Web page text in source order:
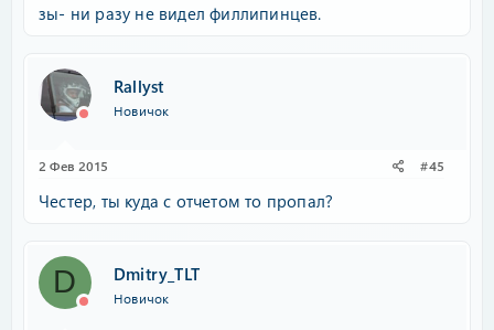
зы- ни разу не видел филлипинцев.
Rallyst
Новичок
2 Фев 2015 #45
Честер, ты куда с отчетом то пропал?
D Dmitry_TLT
Новичок